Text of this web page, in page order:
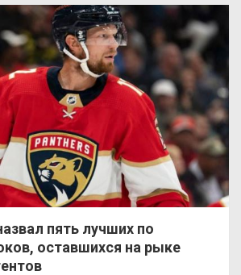
пять лучших по
оставшихся на рыке